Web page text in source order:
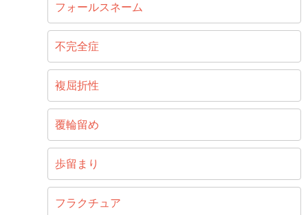
フォールスネーム
不完全症
複屈折性
覆輪留め
歩留まり
フラクチュア